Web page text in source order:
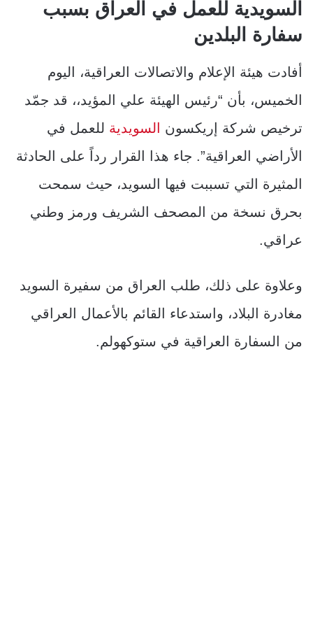
السويدية للعمل في العراق بسبب
سفارة البلدين
أفادت هيئة الإعلام والاتصالات العراقية، اليوم
الخميس، بأن “رئيس الهيئة علي المؤيد،، قد جمّد
ترخيص شركة إريكسون السويدية للعمل في
الأراضي العراقية”. جاء هذا القرار رداً على الحادثة
المثيرة التي تسببت فيها السويد، حيث سمحت
بحرق نسخة من المصحف الشريف ورمز وطني
عراقي.
وعلاوة على ذلك، طلب العراق من سفيرة السويد
مغادرة البلاد، واستدعاء القائم بالأعمال العراقي
من السفارة العراقية في ستوكهولم.